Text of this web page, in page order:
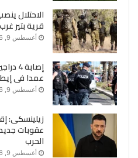
الاحتلال
قرية بتير
أغسطس 9, 2026
عمدا فى
أغسطس 9, 2026
زيلينسكى:
عقوبات
الحرب
أغسطس 9, 2026